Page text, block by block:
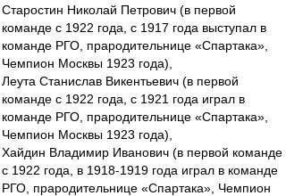
Старостин Николай Петрович (в первой
команде с 1922 года, с 1917 года выступал в
команде РГО, прародительнице «Спартака»,
Чемпион Москвы 1923 года),
Леута Станислав Викентьевич (в первой
команде с 1922 года, с 1921 года играл в
команде РГО, прародительнице «Спартака»,
Чемпион Москвы 1923 года),
Хайдин Владимир Иванович (в первой команде
с 1922 года, в 1918-1919 года играл в команде
РГО, прародительнице «Спартака», Чемпион